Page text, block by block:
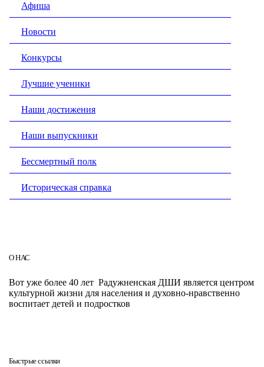
Афиша
Новости
Конкурсы
Лучшие ученики
Наши достижения
Наши выпускники
Бессмертный полк
Историческая справка
О НАС
Вот уже более 40 лет Радужненская ДШИ является центром
культурной жизни для населения и духовно-нравственно
воспитает детей и подростков
Быстрые ссылки